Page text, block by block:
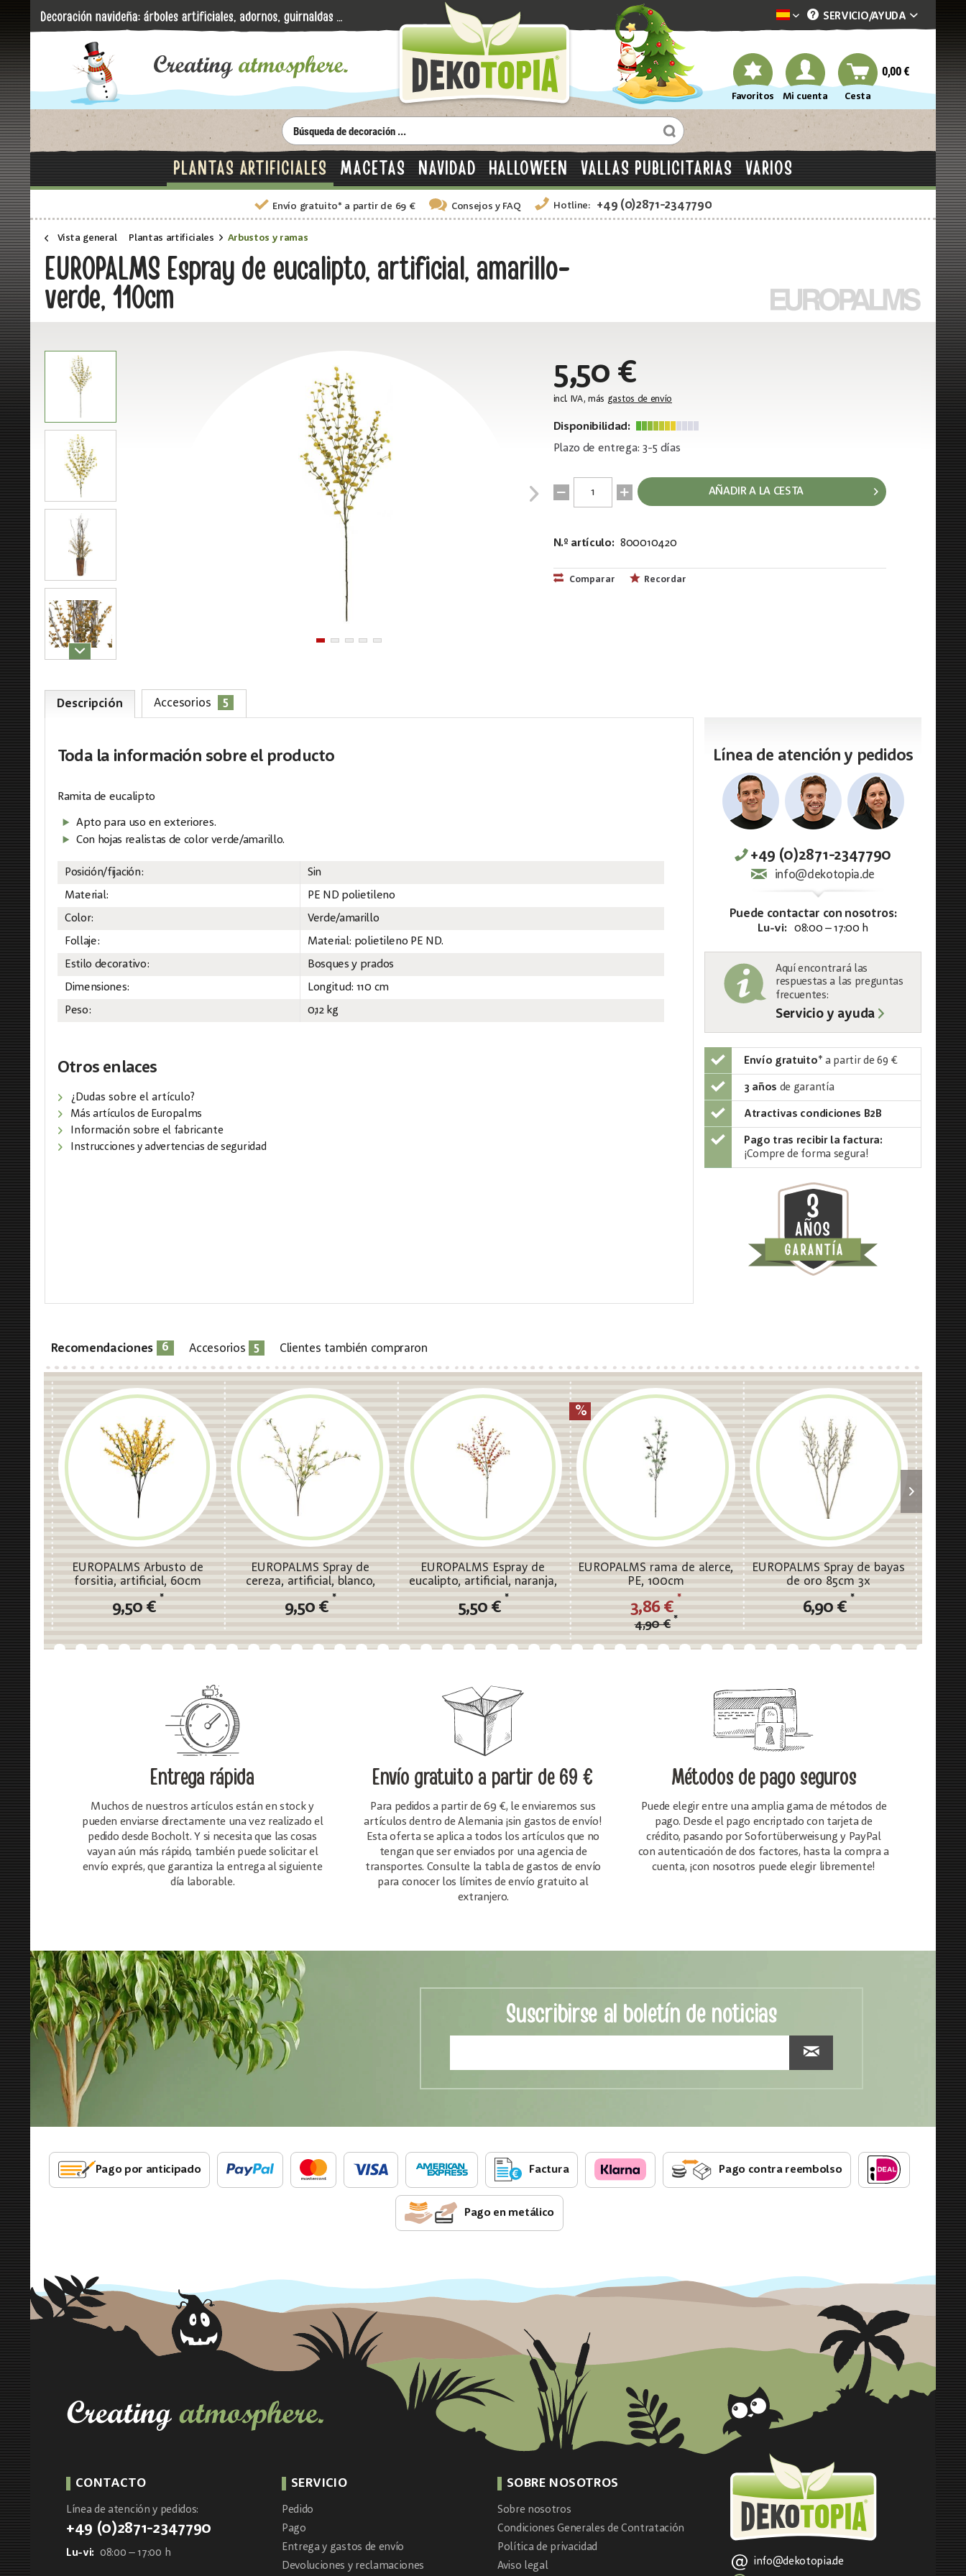
Dekotopia spanisch
SERVICIO/AYUDA
Favoritos Mi cuenta Cesta
0,00 €
PLANTAS ARTIFICIALES MACETAS NAVIDAD HALLOWEEN VALLAS PUBLICITARIAS VARIOS
Envío gratuito* a partir de 69 € Consejos y FAQ Hotline: +49 (0)2871-2347790
Vista general Plantas artificiales Arbustos y ramas
EUROPALMS Espray de eucalipto, artificial, amarillo-
verde, 110cm
5,50 €
incl. IVA, más gastos de envío
Disponibilidad:
Plazo de entrega: 3-5 días
AÑADIR A LA CESTA
N.º artículo: 800010420
Comparar Recordar
Descripción Accesorios 5
Toda la información sobre el producto
Ramita de eucalipto
Apto para uso en exteriores.
Con hojas realistas de color verde/amarillo.
Posición/fijación:
Sin
Material:
PE ND polietileno
Color:
Verde/amarillo
Follaje:
Material: polietileno PE ND.
Estilo decorativo:
Bosques y prados
Dimensiones:
Longitud: 110 cm
Peso:
0,12 kg
Otros enlaces
¿Dudas sobre el artículo?
Más artículos de Europalms
Información sobre el fabricante
Instrucciones y advertencias de seguridad
Línea de atención y pedidos
+49 (0)2871-2347790
info@dekotopia.de
Puede contactar con nosotros:
Lu-vi: 08:00 – 17:00 h
Aquí encontrará las
respuestas a las preguntas
frecuentes:
Servicio y ayuda
Envío gratuito* a partir de 69 €
3 años de garantía
Atractivas condiciones B2B
Pago tras recibir la factura:
¡Compre de forma segura!
Recomendaciones 6 Accesorios 5 Clientes también compraron
EUROPALMS Arbusto de
forsitia, artificial, 60cm
9,50 €
*
EUROPALMS Spray de
cereza, artificial, blanco,
9,50 €
*
EUROPALMS Espray de
eucalipto, artificial, naranja,
5,50 €
*
EUROPALMS rama de alerce,
PE, 100cm
4,90 € *
3,86 €
*
EUROPALMS Spray de bayas
de oro 85cm 3x
6,90 €
*
Entrega rápida
Muchos de nuestros artículos están en stock y
pueden enviarse directamente una vez realizado el
pedido desde Bocholt. Y si necesita que las cosas
vayan aún más rápido, también puede solicitar el
envío exprés, que garantiza la entrega al siguiente
día laborable.
Envío gratuitoa partir de 69 €
Para pedidos a partir de 69 €, le enviaremos sus
artículos dentro de Alemania ¡sin gastos de envío!
Esta oferta se aplica a todos los artículos que no
tengan que ser enviados por una agencia de
transportes. Consulte la tabla de gastos de envío
para conocer los límites de envío gratuito al
extranjero.
Métodos de pago seguros
Puede elegir entre una amplia gama de métodos de
pago. Desde el pago encriptado con tarjeta de
crédito, pasando por Sofortüberweisung y PayPal
con autenticación de dos factores, hasta la compra a
cuenta, ¡con nosotros puede elegir libremente!
Suscribirse al boletín de noticias
Pago por anticipado Factura Pago contra reembolso
Pago en metálico
CONTACTO
Línea de atención y pedidos:
+49 (0)2871-2347790
Lu-vi: 08:00 – 17:00 h
SERVICIO
Pedido
Pago
Entrega y gastos de envío
Devoluciones y reclamaciones
SOBRE NOSOTROS
Sobre nosotros
Condiciones Generales de Contratación
Política de privacidad
Aviso legal
info@dekotopia.de